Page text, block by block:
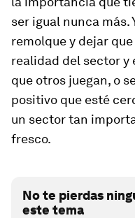
ser igual nunca más.
remolque y dejar
realidad del sector y
que otros juegan, o
positivo que esté
un sector tan
fresco.
No te pierdas
este tema